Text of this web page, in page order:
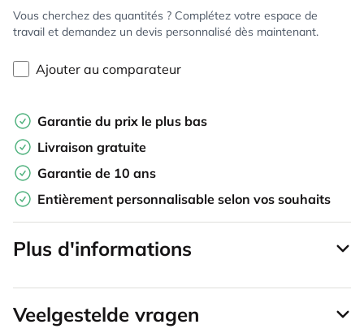
Vous cherchez des quantités ? Complétez votre espace de
travail et demandez un devis personnalisé dès maintenant.
Ajouter au comparateur
Garantie du prix le plus bas
Livraison gratuite
Garantie de 10 ans
Entièrement personnalisable selon vos souhaits
Plus d'informations
Veelgestelde vragen